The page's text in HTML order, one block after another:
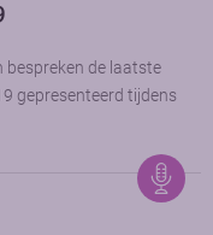
bespreken de laatste
gepresenteerd tijdens